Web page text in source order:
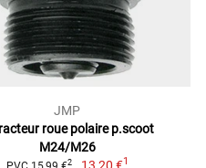
JMP
roue polaire p.scoot
M24/M26
2 13,20 €1